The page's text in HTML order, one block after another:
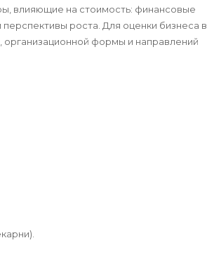
влияющие на стоимость: финансовые
роста. Для оценки бизнеса в
формы и направлений